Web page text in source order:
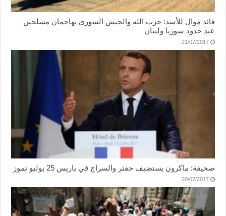
قائد موال للأسد: حزب الله والجيش السوري يهاجمان مسلحين
عند حدود سوريا ولبنان
21/07/2017
صحيفة: ماكرون يستضيف حفتر والسراج في باريس 25 يوليو تموز
20/07/2017